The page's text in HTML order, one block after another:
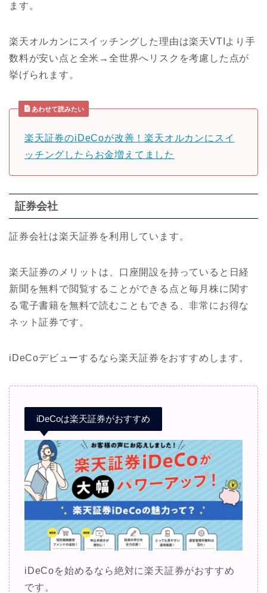
ます。
楽天オルカンにスイッチングした理由は楽天VTIより手
数料が安い点と全米→全世界へリスクを考慮した点が
挙げられます。
あわせて読みたい
楽天証券のiDeCoが改善！楽天オルカンにスイ
ッチングしたらお金増えてました
証券会社
証券会社は楽天証券を利用しています。
楽天証券のメリットは、口座開設を持っていると日経
新聞を無料で閲覧することができる点と毎月株に関す
る電子書籍を無料で読むこともできる、非常にお得な
ネット証券です。
iDeCoデビューするなら楽天証券をおすすめします。
iDeCoは楽天証券がおすすめ
iDeCoを始めるなら絶対に楽天証券がおすすめ
です。